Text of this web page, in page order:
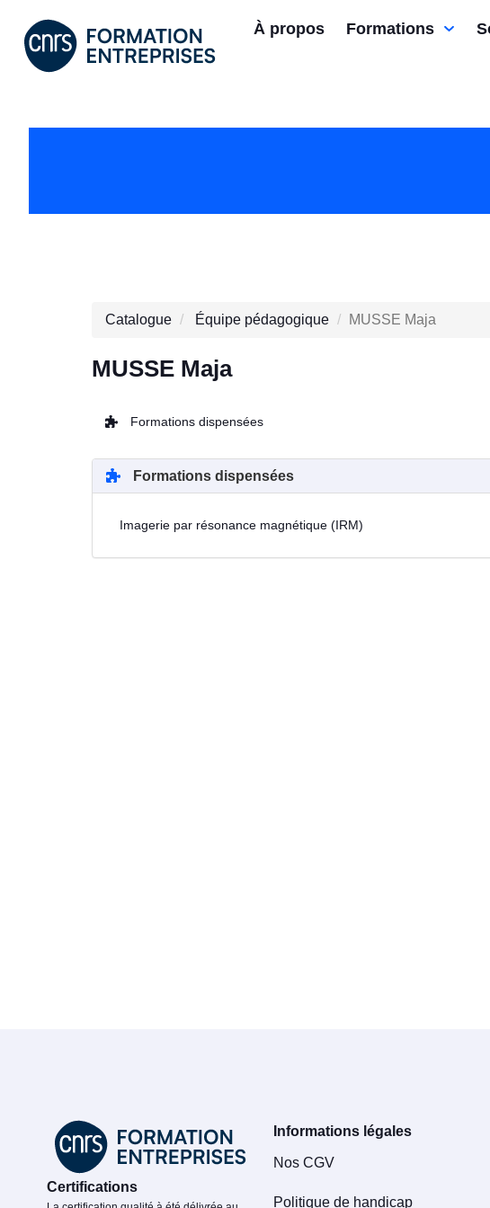
À propos Formations
Catalogue Équipe pédagogique MUSSE Maja
MUSSE Maja
Formations dispensées
Formations dispensées
Imagerie par résonance magnétique (IRM)
Certifications
Informations légales
Nos CGV
Politique de handicap